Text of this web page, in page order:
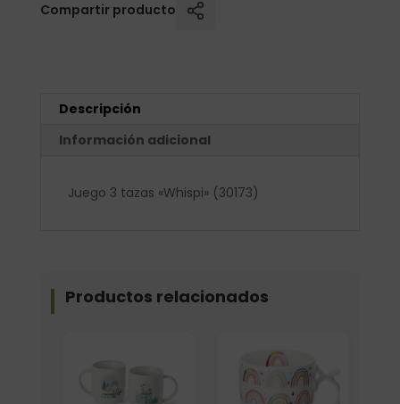
Compartir producto
Descripción
Información adicional
Juego 3 tazas «Whispi» (30173)
Productos relacionados